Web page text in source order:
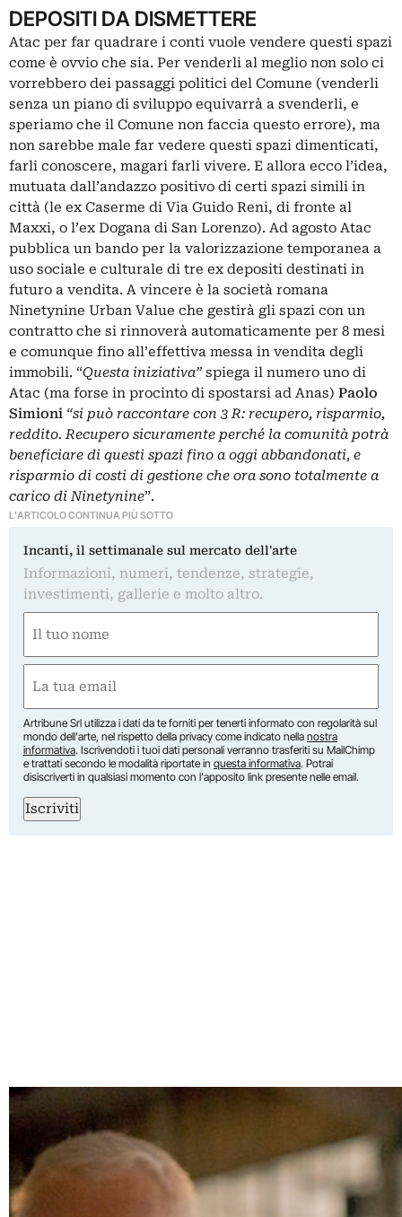
DEPOSITI DA DISMETTERE
Atac per far quadrare i conti vuole vendere questi spazi
come è ovvio che sia. Per venderli al meglio non solo ci
vorrebbero dei passaggi politici del Comune (venderli
senza un piano di sviluppo equivarrà a svenderli, e
speriamo che il Comune non faccia questo errore), ma
non sarebbe male far vedere questi spazi dimenticati,
farli conoscere, magari farli vivere. E allora ecco l’idea,
mutuata dall’andazzo positivo di certi spazi simili in
città (le ex Caserme di Via Guido Reni, di fronte al
Maxxi, o l’ex Dogana di San Lorenzo). Ad agosto Atac
pubblica un bando per la valorizzazione temporanea a
uso sociale e culturale di tre ex depositi destinati in
futuro a vendita. A vincere è la società romana
Ninetynine Urban Value che gestirà gli spazi con un
contratto che si rinnoverà automaticamente per 8 mesi
e comunque fino all’effettiva messa in vendita degli
immobili. “Questa iniziativa” spiega il numero uno di
Atac (ma forse in procinto di spostarsi ad Anas) Paolo
Simioni “si può raccontare con 3 R: recupero, risparmio,
reddito. Recupero sicuramente perché la comunità potrà
beneficiare di questi spazi fino a oggi abbandonati, e
risparmio di costi di gestione che ora sono totalmente a
carico di Ninetynine”.
L'ARTICOLO CONTINUA PIÙ SOTTO
Incanti, il settimanale sul mercato dell'arte
Informazioni, numeri, tendenze, strategie,
investimenti, gallerie e molto altro.
(Obbligatorio)
Nome
(Obbligatorio)
Artribune Srl utilizza i dati da te forniti per tenerti informato con regolarità sul
mondo dell'arte, nel rispetto della privacy come indicato nella nostra
informativa. Iscrivendoti i tuoi dati personali verranno trasferiti su MailChimp
e trattati secondo le modalità riportate in questa informativa. Potrai
disiscriverti in qualsiasi momento con l'apposito link presente nelle email.
Iscriviti